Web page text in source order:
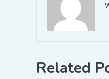
Related